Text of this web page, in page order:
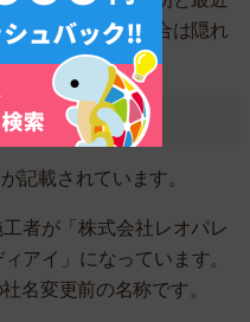
変わっている場合は隠れ
記載されています。
者が「株式会社レオパレ
アイ」になっています。
名変更前の名称です。